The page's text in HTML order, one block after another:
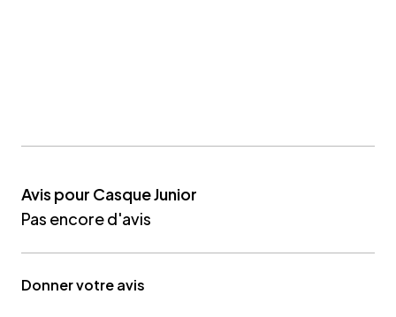
Avis pour Casque Junior
Pas encore d'avis
Donner votre avis